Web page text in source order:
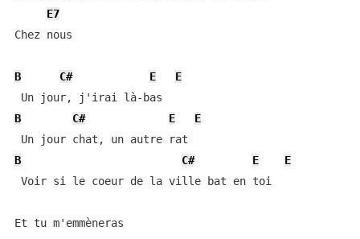
E7
Chez nous
B C# E
E
B
C# E
E
B
C# E
E
Voir si le coeur de la ville bat en toi
Et tu m'emmèneras